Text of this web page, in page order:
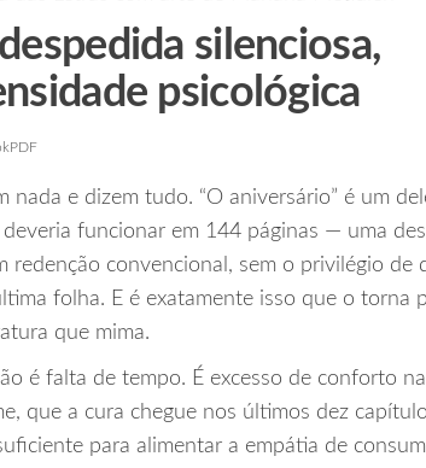
silenciosa,
psicológica
nada e dizem tudo. “O aniversário” é um
funcionar em 144 páginas — uma
redenção convencional, sem o privilégio de
folha. E é exatamente isso que o torna
que mima.
é falta de tempo. É excesso de conforto
que a cura chegue nos últimos dez
para alimentar a empátia de